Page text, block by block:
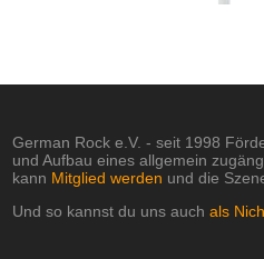
German Rock e.V. - seit 1998
und Aufbau eines allgemein
kann Mitglied werden und die
Und so kannst du uns auchals